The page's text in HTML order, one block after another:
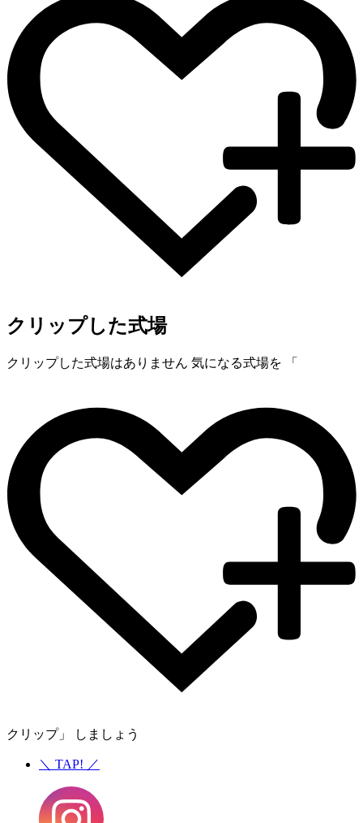
クリップした式場
クリップした式場はありません 気になる式場を 「
クリップ」 しましょう
＼ TAP! ／